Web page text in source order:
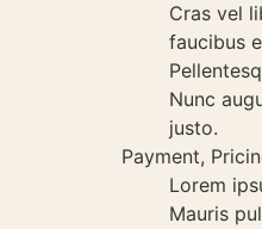
Cras vel
faucibus
Nunc
justo.
Payment,
Lorem
Mauris